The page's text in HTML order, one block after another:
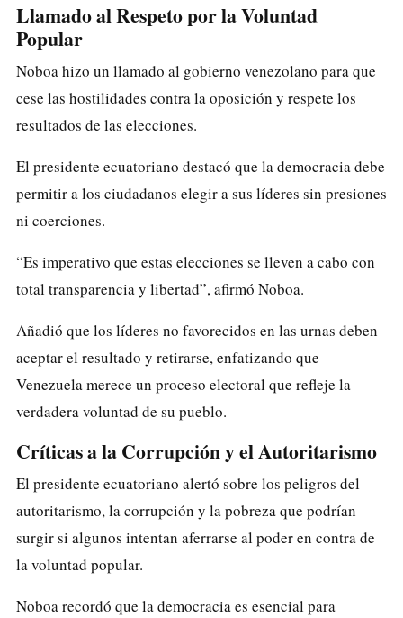
Llamado al Respeto por la Voluntad
Popular
Noboa hizo un llamado al gobierno venezolano para que
cese las hostilidades contra la oposición y respete los
resultados de las elecciones.
El presidente ecuatoriano destacó que la democracia debe
permitir a los ciudadanos elegir a sus líderes sin presiones
ni coerciones.
“Es imperativo que estas elecciones se lleven a cabo con
total transparencia y libertad”, afirmó Noboa.
Añadió que los líderes no favorecidos en las urnas deben
aceptar el resultado y retirarse, enfatizando que
Venezuela merece un proceso electoral que refleje la
verdadera voluntad de su pueblo.
Críticas a la Corrupción y el Autoritarismo
El presidente ecuatoriano alertó sobre los peligros del
autoritarismo, la corrupción y la pobreza que podrían
surgir si algunos intentan aferrarse al poder en contra de
la voluntad popular.
Noboa recordó que la democracia es esencial para